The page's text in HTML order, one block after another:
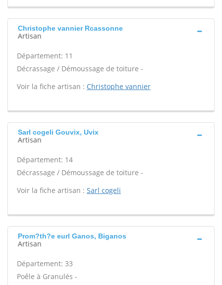
Christophe vannier Rcassonne
Artisan
Département: 11
Décrassage / Démoussage de toiture -
Voir la fiche artisan : Christophe vannier
Sarl cogeli Gouvix, Uvix
Artisan
Département: 14
Décrassage / Démoussage de toiture -
Voir la fiche artisan : Sarl cogeli
Prom?th?e eurl Ganos, Biganos
Artisan
Département: 33
Poêle à Granulés -